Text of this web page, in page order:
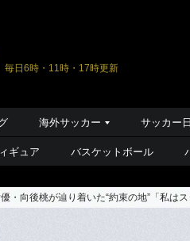
毎日6時・11時・17時更新
海外サッカー サッカー
ギュア バスケットボール
・向後桃が辿り着いた“約束の地”「私は